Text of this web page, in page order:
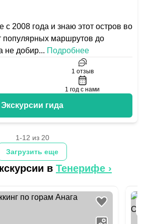
2008 года и знаю этот остров во
популярных маршрутов до
не добир... Подробнее
1 отзыв
1 год с нами
Экскурсии гида
Загрузить еще
1-12 из 20
в Тенерифе ›